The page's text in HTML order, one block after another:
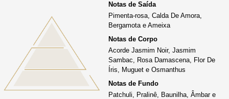
Notas de Saída
Pimenta-rosa, Calda De Amora,
Bergamota e Ameixa
Notas de Corpo
Acorde Jasmim Noir, Jasmim
Sambac, Rosa Damascena, Flor De
Íris, Muguet e Osmanthus
Notas de Fundo
Patchuli, Pralinê, Baunilha, Âmbar e